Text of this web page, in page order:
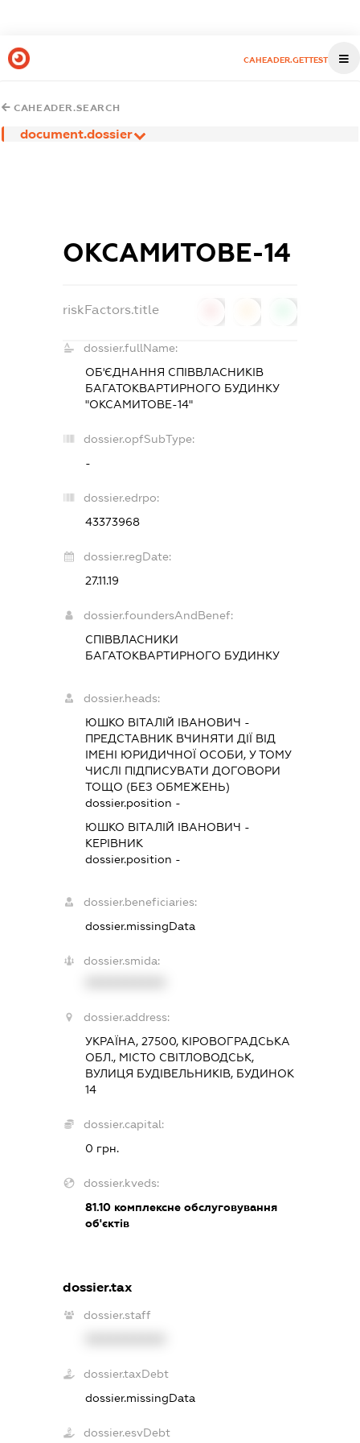
CAHEADER.GETTEST
CAHEADER.SEARCH
document.dossier
ОКСАМИТОВЕ-14
riskFactors.title
dossier.fullName:
ОБ'ЄДНАННЯ СПІВВЛАСНИКІВ
БАГАТОКВАРТИРНОГО БУДИНКУ
"ОКСАМИТОВЕ-14"
dossier.opfSubType:
-
dossier.edrpo:
43373968
dossier.regDate:
27.11.19
dossier.foundersAndBenef:
СПІВВЛАСНИКИ
БАГАТОКВАРТИРНОГО БУДИНКУ
dossier.heads:
ЮШКО ВІТАЛІЙ ІВАНОВИЧ -
ПРЕДСТАВНИК ВЧИНЯТИ ДІЇ ВІД
ІМЕНІ ЮРИДИЧНОЇ ОСОБИ, У ТОМУ
ЧИСЛІ ПІДПИСУВАТИ ДОГОВОРИ
ТОЩО (БЕЗ ОБМЕЖЕНЬ)
dossier.position -
ЮШКО ВІТАЛІЙ ІВАНОВИЧ -
КЕРІВНИК
dossier.position -
dossier.beneficiaries:
dossier.missingData
dossier.smida:
dossier.address:
УКРАЇНА, 27500, КІРОВОГРАДСЬКА
ОБЛ., МІСТО СВІТЛОВОДСЬК,
ВУЛИЦЯ БУДІВЕЛЬНИКІВ, БУДИНОК
14
dossier.capital:
0 грн.
dossier.kveds:
81.10 комплексне обслуговування
об'єктів
dossier.tax
dossier.staff
dossier.taxDebt
dossier.missingData
dossier.esvDebt